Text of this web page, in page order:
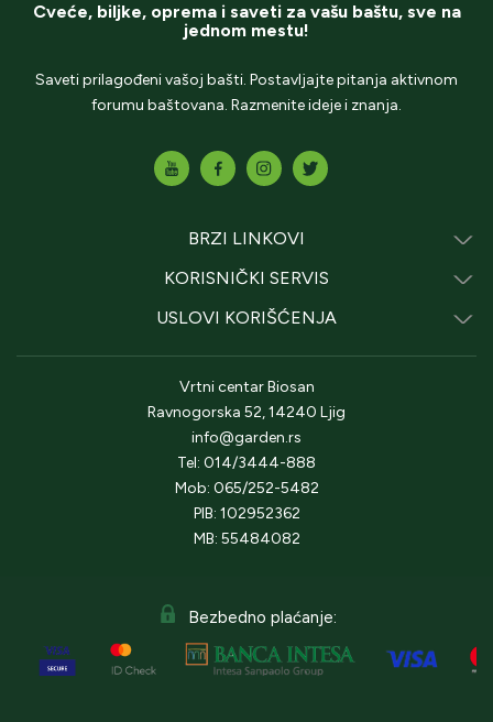
Cveće, biljke, oprema i saveti za vašu baštu, sve na
jednom mestu!
Saveti prilagođeni vašoj bašti. Postavljajte pitanja aktivnom
forumu baštovana. Razmenite ideje i znanja.
BRZI LINKOVI
KORISNIČKI SERVIS
USLOVI KORIŠĆENJA
Vrtni centar Biosan
Ravnogorska 52, 14240 Ljig
info@garden.rs
Tel: 014/3444-888
Mob: 065/252-5482
PIB: 102952362
MB: 55484082
Bezbedno plaćanje: